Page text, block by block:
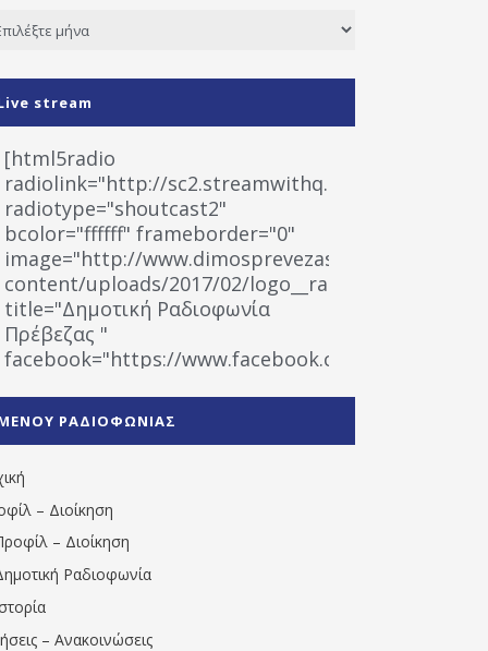
stream
[html5radio
radiolink="http://sc2.streamwithq.com:8028/
radiotype="shoutcast2"
bcolor="ffffff" frameborder="0"
image="http://www.dimosprevezas.gr/wp-
content/uploads/2017/02/logo__radiofonias.jpg"
title="Δημοτική Ραδιοφωνία
Πρέβεζας "
facebook="https://www.facebook.com/
1531194763766854/" artist="" ]
ΡΑΔΙΟΦΩΝΙΑΣ
– Διοίκηση
– Διοίκηση
Ραδιοφωνία
– Ανακοινώσεις